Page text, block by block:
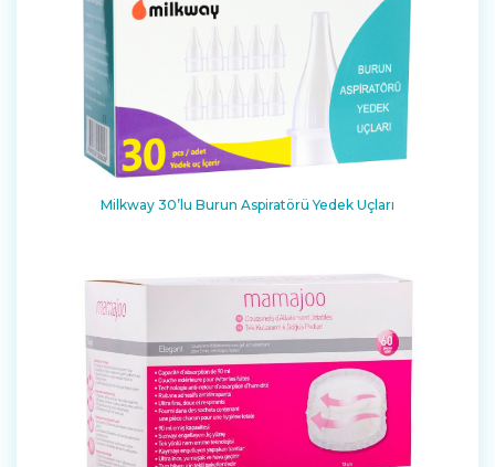
Milkway 30’lu Burun Aspiratörü Yedek Uçları